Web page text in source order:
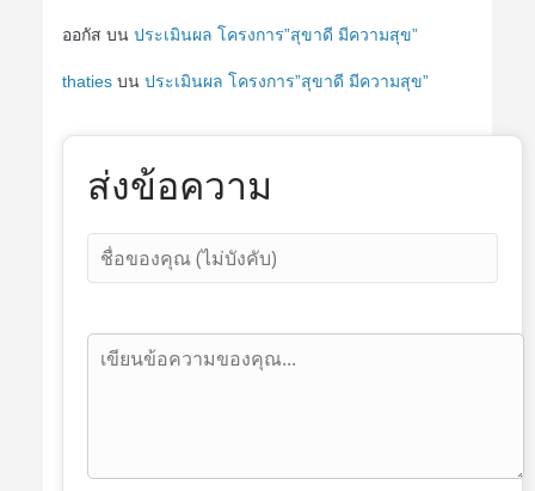
ออกัส บน ประเมินผล โครงการ”สุขาดี มีความสุข”
thatiesบน ประเมินผล โครงการ”สุขาดี มีความสุข”
ส่งข้อความ